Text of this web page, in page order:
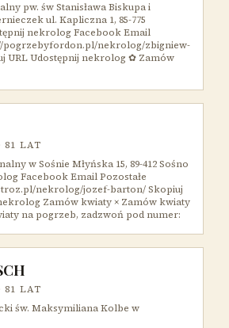
pw. św Stanisława Biskupa i
ul. Kapliczna 1, 85-775
nekrolog Facebook Email
pogrzebyfordon.pl/nekrolog/zbigniew-
URL Udostępnij nekrolog ✿ Zamów
· 81 LAT
w Sośnie Młyńska 15, 89-412 Sośno
Facebook Email Pozostałe
nekrolog/jozef-barton/ Skopiuj
Zamów kwiaty × Zamów kwiaty
na pogrzeb, zadzwoń pod numer:
· 81 LAT
św. Maksymiliana Kolbe w